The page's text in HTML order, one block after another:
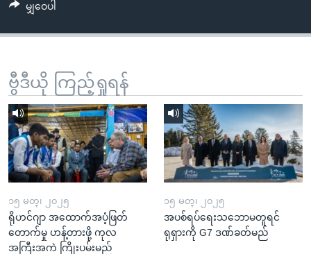
နေရာ မျှဝေပါ
ဗွီဒီယို ကြည့်ရှုရန်
၁၅ မတ္၊ ၂၀၂၅
ရိုဟင်ဂျာ အထောက်အပံ့ဖြတ်
တောက်မှု ဟန့်တားဖို့ ကုလ
အကြီးအကဲ ကြိုးပမ်းမည်
၁၅ မတ္၊ ၂၀၂၅
အပစ်ရပ်ရေးသဘောမတူရင်
ရုရှားကို G7 ဒဏ်ခတ်မည်